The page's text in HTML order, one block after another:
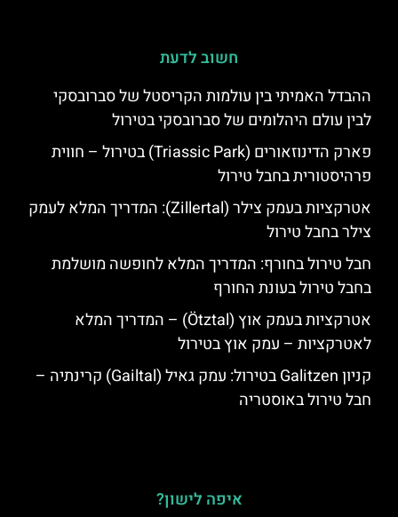
חשוב לדעת
ההבדל האמיתי בין עולמות הקריסטל של סברובסקי
לבין עולם היהלומים של סברובסקי בטירול
פארק הדינוזאורים (Triassic Park) בטירול – חווית
פרהיסטורית בחבל טירול
אטרקציות בעמק צילר (Zillertal): המדריך המלא לעמק
צילר בחבל טירול
חבל טירול בחורף: המדריך המלא לחופשה מושלמת
בחבל טירול בעונת החורף
אטרקציות בעמק אוץ (Ötztal) – המדריך המלא
לאטרקציות – עמק אוץ בטירול
קניון Galitzen בטירול: עמק גאיל (Gailtal) קרינתיה –
חבל טירול באוסטריה
איפה לישון?